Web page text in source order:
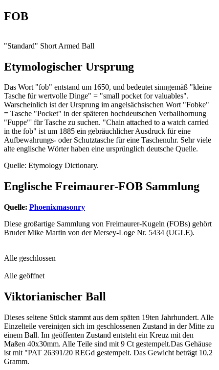
FOB
"Standard" Short Armed Ball
Etymologischer Ursprung
Das Wort "fob" entstand um 1650, und bedeutet sinngemäß "kleine
Tasche für wertvolle Dinge" = "small pocket for valuables".
Warscheinlich ist der Ursprung im angelsächsischen Wort "Fobke"
= Tasche "Pocket" in der späteren hochdeutschen Verballhornung
"Fuppe"' für Tasche zu suchen. "Chain attached to a watch carried
in the fob" ist um 1885 ein gebräuchlicher Ausdruck für eine
Aufbewahrungs- oder Schutztasche für eine Taschenuhr. Sehr viele
alte englische Wörter haben eine ursprünglich deutsche Quelle.
Quelle: Etymology Dictionary.
Englische Freimaurer-FOB Sammlung
Quelle: Phoenixmasonry
Diese großartige Sammlung von Freimaurer-Kugeln (FOBs) gehört
Bruder Mike Martin von der Mersey-Loge Nr. 5434 (UGLE).
Alle geschlossen
Alle geöffnet
Viktorianischer Ball
Dieses seltene Stück stammt aus dem späten 19ten Jahrhundert. Alle
Einzelteile vereinigen sich im geschlossenen Zustand in der Mitte zu
einem Ball. Im geöffenten Zustand entsteht ein Kreuz mit den
Maßen 40x30mm. Alle Teile sind mit 9 Ct gestempelt.Das Gehäuse
ist mit "PAT 26391/20 REGd gestempelt. Das Gewicht beträgt 10,2
Gramm.